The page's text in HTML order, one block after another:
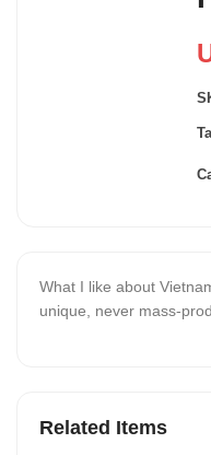
What I like about
unique, never mass-
Related Items